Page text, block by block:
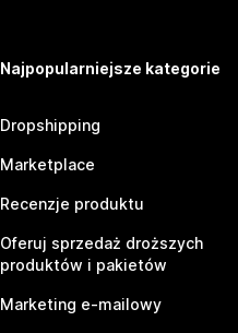
Najpopularniejsze kategorie
Dropshipping
Marketplace
Recenzje produktu
Oferuj sprzedaż droższych
produktów i pakietów
Marketing e-mailowy